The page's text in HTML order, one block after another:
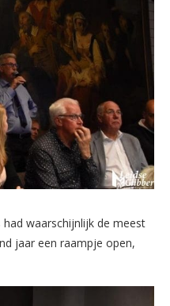
had waarschijnlijk de meest
jaar een raampje open,